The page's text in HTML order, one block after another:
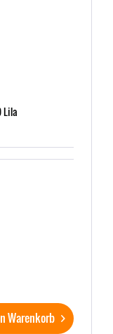
Lila
Warenkorb